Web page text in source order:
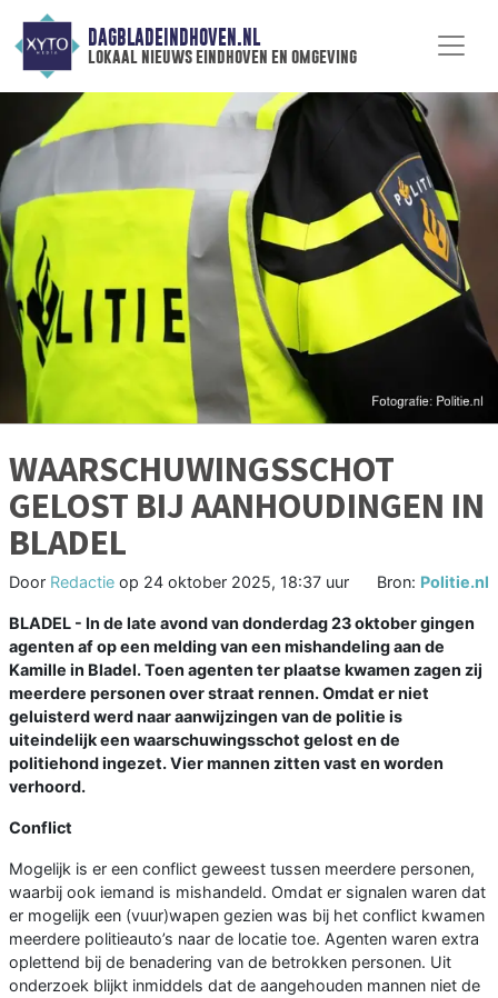
DAGBLADEINDHOVEN.NL
lokaal nieuws eindhoven en omgeving
WAARSCHUWINGSSCHOT
GELOST BIJ AANHOUDINGEN IN
BLADEL
Door Redactie op 24 oktober 2025, 18:37 uur Bron: Politie.nl
BLADEL - In de late avond van donderdag 23 oktober gingen
agenten af op een melding van een mishandeling aan de
Kamille in Bladel. Toen agenten ter plaatse kwamen zagen zij
meerdere personen over straat rennen. Omdat er niet
geluisterd werd naar aanwijzingen van de politie is
uiteindelijk een waarschuwingsschot gelost en de
politiehond ingezet. Vier mannen zitten vast en worden
verhoord.
Conflict
Mogelijk is er een conflict geweest tussen meerdere personen,
waarbij ook iemand is mishandeld. Omdat er signalen waren dat
er mogelijk een (vuur)wapen gezien was bij het conflict kwamen
meerdere politieauto’s naar de locatie toe. Agenten waren extra
oplettend bij de benadering van de betrokken personen. Uit
onderzoek blijkt inmiddels dat de aangehouden mannen niet de